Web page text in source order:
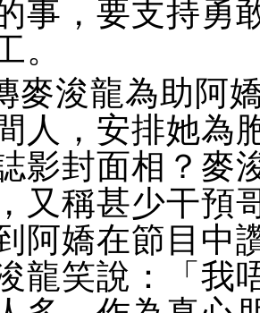
事，要支持勇
。
浚龍為助阿
人，安排她為
影封面相？麥
又稱甚少干預
阿嬌在節目中
龍笑說：「我